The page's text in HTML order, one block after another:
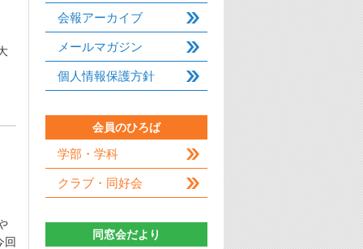
回
会報アーカイブ
メールマガジン
個人情報保護方針
会員のひろば
学部・学科
クラブ・同好会
同窓会だより